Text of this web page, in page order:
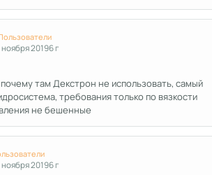
ноября 20196 г
там Декстрон не использовать, самый
требования только по вязкости
не бешенные
ноября 20196 г